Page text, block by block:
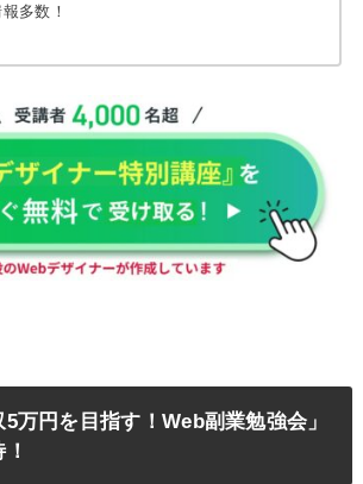
多数！
5万円を目指す！Web副業勉強会」